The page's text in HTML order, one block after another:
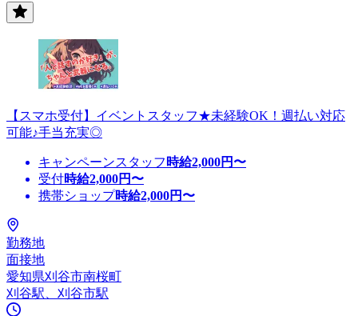
【スマホ受付】イベントスタッフ★未経験OK！週払い対応
可能♪手当充実◎
キャンペーンスタッフ 時給2,000円〜
受付時給2,000円〜
携帯ショップ時給2,000円〜
勤務地
面接地
愛知県刈谷市南桜町
刈谷駅、刈谷市駅